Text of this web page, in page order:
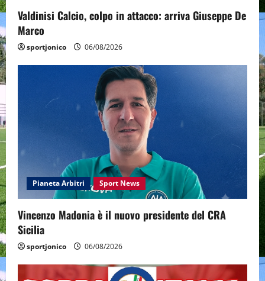
Valdinisi Calcio, colpo in attacco: arriva Giuseppe De
Marco
sportjonico 06/08/2026
Pianeta Arbitri Sport News
Vincenzo Madonia è il nuovo presidente del CRA
Sicilia
sportjonico 06/08/2026